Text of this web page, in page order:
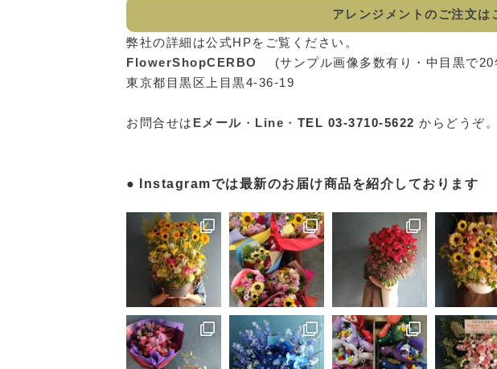
アレンジメントのご注文は
弊社の詳細は公式HPをご覧ください。
FlowerShopCERBO
(サンプル画像多数有り・中目黒で20
東京都目黒区上目黒4-36-19
お問合せは Eメール ・ Line ・ TEL 03-3710-5622 からどうぞ。
Instagramでは最新のお届け商品を紹介しております